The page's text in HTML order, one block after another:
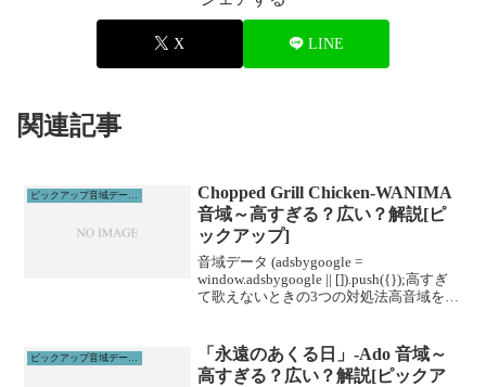
X LINE
関連記事
ピックアップ音域データ解説
Chopped Grill Chicken-WANIMA
音域～高すぎる？広い？解説[ピ
ックアップ]
音域データ (adsbygoogle =
window.adsbygoogle || []).push({});高すぎ
て歌えないときの3つの対処法高音域を広
ルに通うこと...
「永遠のあくる日」-Ado 音域～
高すぎる？広い？解説[ピックア